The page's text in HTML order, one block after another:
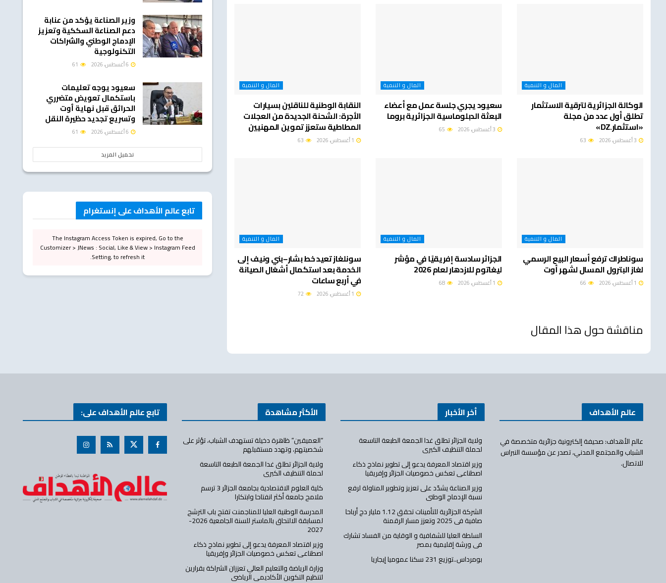
المال و التنمية
الوكالة الجزائرية لترقية الاستثمار
تطلق أول عدد من مجلة
«استثمار.DZ»
المال و التنمية
سعيود يجري جلسة عمل مع أعضاء
البعثة الدبلوماسية الجزائرية بروما
المال و التنمية
النقابة الوطنية للناقلين بسيارات
الأجرة: الشحنة الجديدة من العجلات
المطاطية ستعزز تموين المهنيين
المال و التنمية
سوناطراك ترفع أسعار البيع الرسمي
لغاز البترول المسال لشهر أوت
المال و التنمية
الجزائر سادسة إفريقيًا في مؤشر
ليغاتوم للازدهار لعام 2026
المال و التنمية
سونلغاز تعيد خط بشار–بني ونيف إلى
الخدمة بعد استكمال أشغال الصيانة
في أربع ساعات
مناقشة حول هذا المقال
وزير الصناعة يؤكد من عنابة
دعم الصناعة السككية وتعزيز
الإدماج الوطني والشراكات
التكنولوجية
سعيود يوجه تعليمات
باستكمال تعويض متضرري
الحرائق قبل نهاية أوت
وتسريع تجديد حظيرة النقل
تحميل المزيد
تابع عالم الأهداف على إنستغرام
The Instagram Access Token is expired, Go to the
Customizer > JNews : Social, Like & View > Instagram Feed
Setting, to refresh it.
عالم الأهداف
عالم الأهداف: صحيفة إلكترونية جزائرية متخصصة في
الشباب والمجتمع المدني، تصدر عن مؤسسة النبراس
للاتصال.
أخر الأخبار
ولاية الجزائر تطلق غدا الجمعة الطبعة التاسعة
لحملة التنظيف الكبرى
وزير اقتصاد المعرفة يدعو إلى تطوير نماذج ذكاء
اصطناعي تعكس خصوصيات الجزائر وإفريقيا
وزير الصناعة يشدّد على تعزيز وتطوير المناولة لرفع
نسبة الإدماج الوطني
الشركة الجزائرية للتأمينات تحقق 1.12 مليار دج أرباحا
صافية في 2025 وتعزز مسار الرقمنة
السلطة العليا للشفافية و الوقاية من الفساد تشارك
في ورشة إقليمية بمصر
بومرداس..توزيع 231 سكنا عموميا إيجاريا
الأكثر مشاهدة
“العميقين” ظاهرة دخيلة تستهدف الشباب، تؤثر على
شخصيتهم، وتهدد مستقبلهم
ولاية الجزائر تطلق غدا الجمعة الطبعة التاسعة
لحملة التنظيف الكبرى
كلية العلوم الاقتصادية بجامعة الجزائر 3 ترسم
ملامح جامعة أكثر انفتاحا وابتكارا
المدرسة الوطنية العليا للمناجمنت تفتح باب الترشح
لمسابقة الالتحاق بالماستر للسنة الجامعية 2026-
2027
وزير اقتصاد المعرفة يدعو إلى تطوير نماذج ذكاء
اصطناعي تعكس خصوصيات الجزائر وإفريقيا
وزارة الرياضة والتعليم العالي تعززان الشراكة بقرارين
لتنظيم التكوين الأكاديمي الرياضي
تابع عالم الأهداف على: